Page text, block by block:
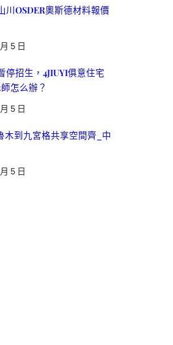
川OSDER奧斯德材料報價
5 日
停招生，4JIUYI俱意住宅
怎么辦？
5 日
木到九宮格共享空間齊_中
5 日